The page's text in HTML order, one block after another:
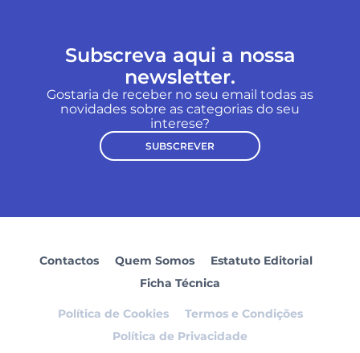
Subscreva aqui a nossa
newsletter.
Gostaria de receber no seu email todas as
novidades sobre as categorias do seu
interese?
SUBSCREVER
Contactos Quem Somos
Estatuto Editorial
Ficha Técnica
Política de Cookies
Termos e Condições
Política de Privacidade